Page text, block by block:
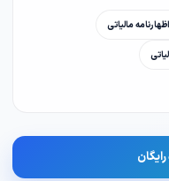
اظهارنامه مالیاتی